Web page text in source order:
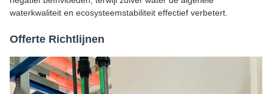
waterkwaliteit en ecosysteemstabiliteit effectief verbetert.
Offerte Richtlijnen